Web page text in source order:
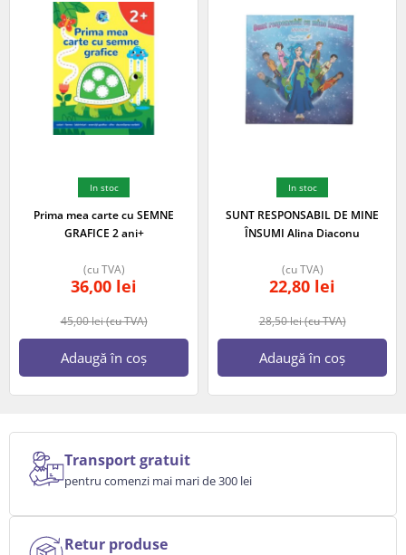
In stoc
Prima mea carte cu SEMNE
GRAFICE 2 ani+
45,00lei(cu TVA)
36,00 lei
(cu TVA)
Adaugă în coș
In stoc
SUNT RESPONSABIL DE MINE
ÎNSUMI Alina Diaconu
28,50lei(cu TVA)
22,80 lei
(cu TVA)
Adaugă în coș
Transport gratuit
pentru comenzi mai mari de 300 lei
Retur produse